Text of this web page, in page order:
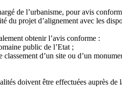
de l’urbanisme, pour avis
projet d’alignement avec les
obtenir l’avis conforme :
public de l’Etat ;
d’un site ou d’un
doivent être effectuées auprès